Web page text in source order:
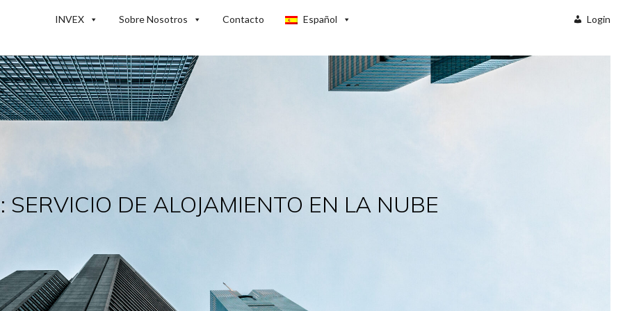
INVEX Sobre Nosotros Contacto Login
Español
: SERVICIO DE ALOJAMIENTO EN LA NUBE